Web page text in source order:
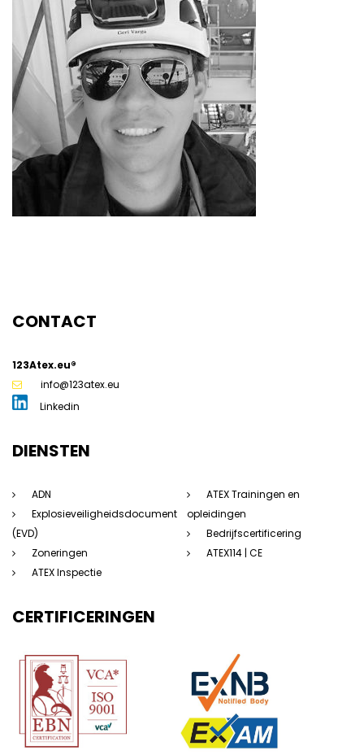
CONTACT
123Atex.eu®
info@123atex.eu
Linkedin
DIENSTEN
ADN
Explosieveiligheidsdocument
(EVD)
Zoneringen
ATEX Inspectie
ATEX Trainingen en
opleidingen
Bedrijfscertificering
ATEX114 | CE
CERTIFICERINGEN